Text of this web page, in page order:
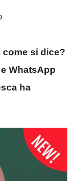
come si dice?
WhatsApp
ha